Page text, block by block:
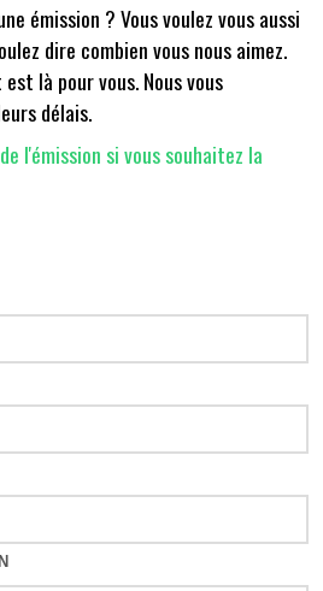
émission ? Vous voulez vous aussi
dire combien vous nous aimez.
là pour vous. Nous vous
délais.
l'émission si vous souhaitez la